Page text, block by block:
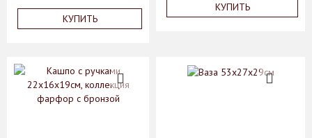
КУПИТЬ
КУПИТЬ